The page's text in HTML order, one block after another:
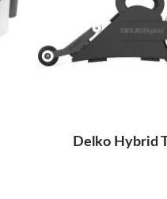
Delko Hybrid